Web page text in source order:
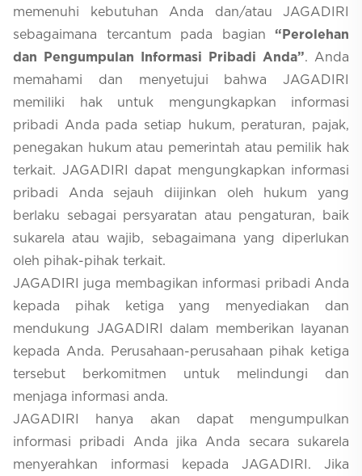
memenuhi kebutuhan Anda dan/atau JAGADIRI
sebagaimana tercantum pada bagian “Perolehan
dan Pengumpulan Informasi Pribadi Anda”. Anda
memahami dan menyetujui bahwa JAGADIRI
memiliki hak untuk mengungkapkan informasi
pribadi Anda pada setiap hukum, peraturan, pajak,
penegakan hukum atau pemerintah atau pemilik hak
terkait. JAGADIRI dapat mengungkapkan informasi
pribadi Anda sejauh diijinkan oleh hukum yang
berlaku sebagai persyaratan atau pengaturan, baik
sukarela atau wajib, sebagaimana yang diperlukan
oleh pihak-pihak terkait.
JAGADIRI juga membagikan informasi pribadi Anda
kepada pihak ketiga yang menyediakan dan
mendukung JAGADIRI dalam memberikan layanan
kepada Anda. Perusahaan-perusahaan pihak ketiga
tersebut berkomitmen untuk melindungi dan
menjaga informasi anda.
JAGADIRI hanya akan dapat mengumpulkan
informasi pribadi Anda jika Anda secara sukarela
menyerahkan informasi kepada JAGADIRI. Jika